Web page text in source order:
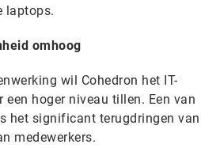
laptops.
omhoog
wil Cohedron het IT-
een hoger niveau tillen. Een van
het significant terugdringen van
medewerkers.